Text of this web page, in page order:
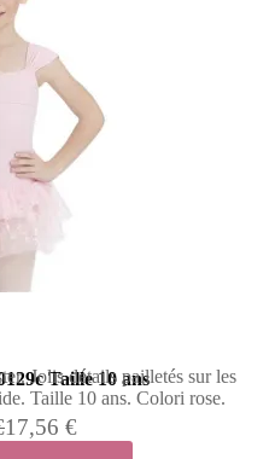
Taille 10 ans
Jolis détails pailletés sur les
Taille 10 ans. Colori rose.
17,56 €